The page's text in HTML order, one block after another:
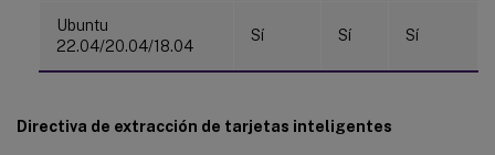
Ubuntu
22.04/20.04/18.04
Sí Sí Sí
Directiva de extracción de tarjetas inteligentes